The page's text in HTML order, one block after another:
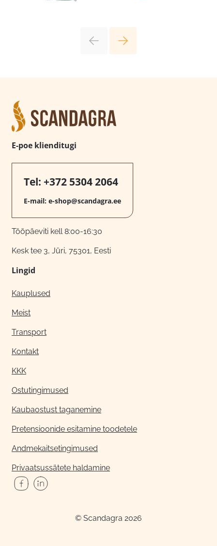
E-poe klienditugi
Tel: +372 5304 2064
E-mail: e-shop@scandagra.ee
Tööpäeviti kell 8:00-16:30
Kesk tee 3, Jüri, 75301, Eesti
Lingid
Kauplused
Meist
Transport
Kontakt
KKK
Ostutingimused
Kaubaostust taganemine
Pretensioonide esitamine toodetele
Andmekaitsetingimused
Privaatsussätete haldamine
© Scandagra 2026